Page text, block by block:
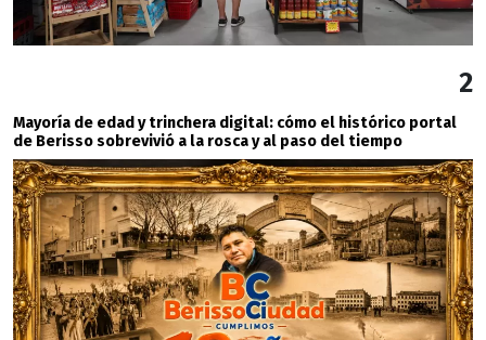
2
Mayoría de edad y trinchera digital: cómo el histórico portal
de Berisso sobrevivió a la rosca y al paso del tiempo